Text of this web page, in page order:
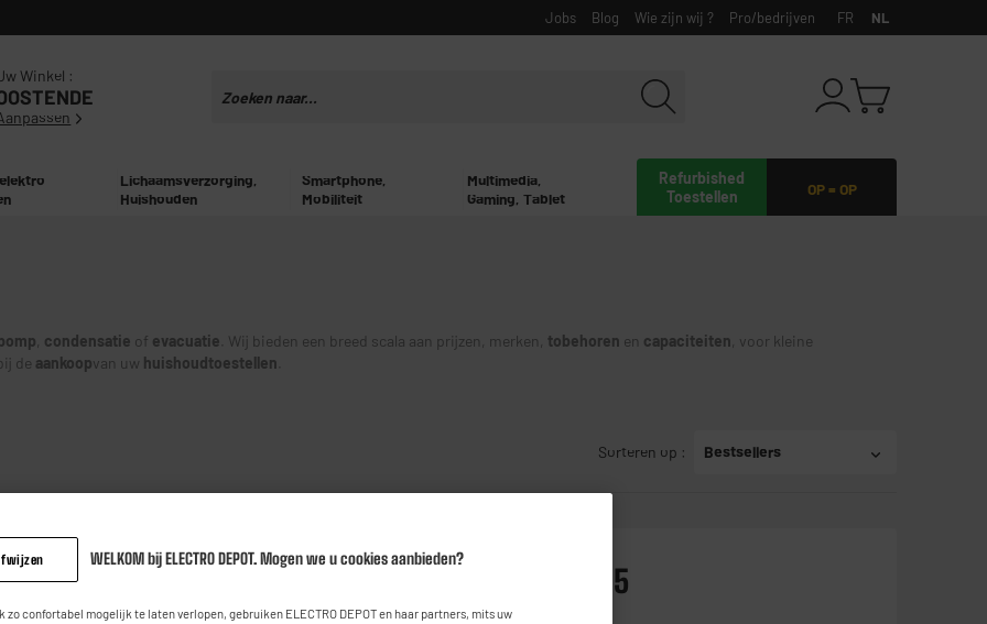
Jobs Blog Wie zijn wij ? Pro/bedrijven FR NL
Winkel :
OP = OP
Refurbished
Toestellen
Lichaamsverzorging,
Huishouden
Smartphone,
Mobiliteit
Multimedia,
Gaming, Tablet
condensatie of evacuatie . Wij bieden een breed scala aan prijzen, merken, tobehoren en capaciteiten , voor kleine
bij de aankoopvan uw huishoudtoestellen
Sorteren op : Bestsellers
VALBERG : DE PRIJS-
95
WELKOM bij ELECTRO DEPOT. Mogen we u cookies aanbieden?
zo confortabel mogelijk te laten verlopen, gebruiken ELECTRO DEPOT en haar partners, mits uw